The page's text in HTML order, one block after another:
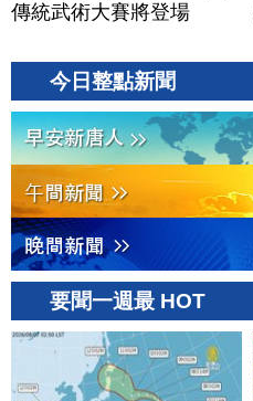
傳統武術大賽將登場
今日整點新聞
要聞一週最 HOT